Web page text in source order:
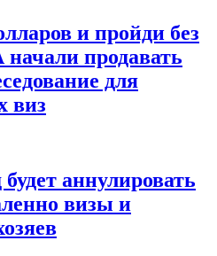
и пройди без
продавать
для
виз
аннулировать
визы и